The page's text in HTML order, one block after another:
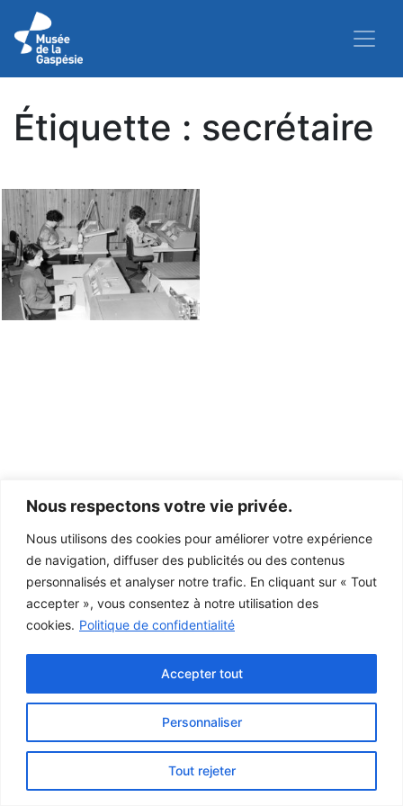
Nous respectons votre vie privée.
Nous utilisons des cookies pour améliorer votre expérience
de navigation, diffuser des publicités ou des contenus
personnalisés et analyser notre trafic. En cliquant sur « Tout
accepter », vous consentez à notre utilisation des
cookies. Politique de confidentialité
Personnaliser
Tout rejeter
Accepter tout
Étiquette : secrétaire
Ce projet a été rendu possible grâce au
gouvernement du Canada.
Connexion
Conception:Le Web simple